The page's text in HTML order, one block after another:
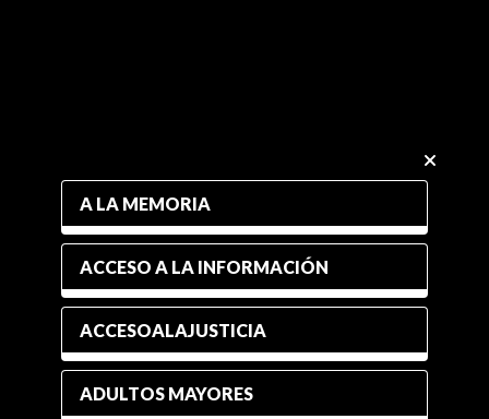
A LA MEMORIA
ACCESO A LA INFORMACIÓN
ACCESOALAJUSTICIA
ADULTOS MAYORES